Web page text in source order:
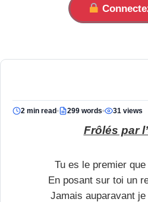
2 min read 299 words 31 views
Frôlés par
Tu es le premier que
En posant sur toi un
Jamais auparavant je